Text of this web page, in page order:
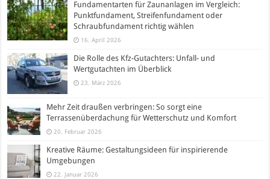
Fundamentarten für Zaunanlagen im Vergleich:
Punktfundament, Streifenfundament oder
Schraubfundament richtig wählen
16. April 2026
Die Rolle des Kfz-Gutachters: Unfall- und
Wertgutachten im Überblick
23. März 2026
Mehr Zeit draußen verbringen: So sorgt eine
Terrassenüberdachung für Wetterschutz und Komfort
20. Februar 2026
Kreative Räume: Gestaltungsideen für inspirierende
Umgebungen
22. Januar 2026